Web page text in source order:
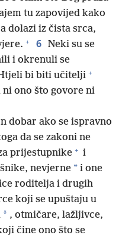
tu zapovijed kako
dolazi iz čista srca,
+ 6 Neki su se
i okrenuli se
bi biti učitelji +
ni ono što govore ni
dobar ako se ispravno
da se zakoni ne
prijestupnike + i
nevjerne * i one
roditelja i drugih
koji se upuštaju u
* , otmičare, lažljivce,
čine ono što se